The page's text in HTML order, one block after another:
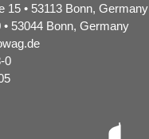
15 • 53113 Bonn, Germany
53044 Bonn, Germany
0